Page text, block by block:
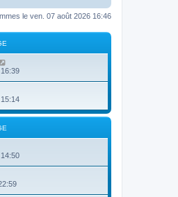
le ven. 07 août 2026 16:46
o
l
e
d
e
r
n
e
m
s
s